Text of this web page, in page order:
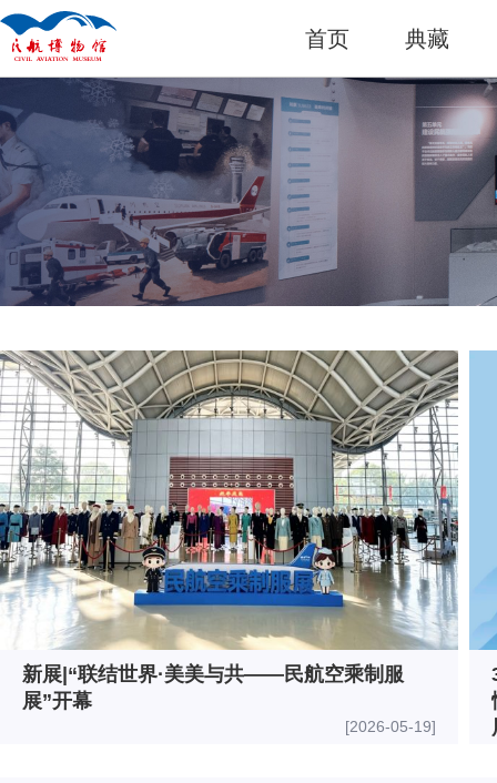
首页 典藏
新展|“联结世界·美美与共——民航空乘制服
展”开幕
[2026-05-19]